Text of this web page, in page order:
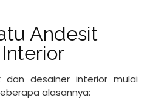
Andesit
dan desainer interior mulai
alasannya: